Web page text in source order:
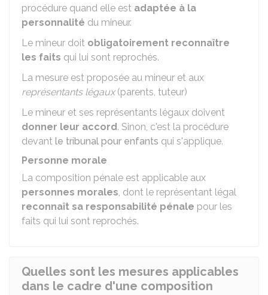
procédure quand elle est adaptée à la
personnalité du mineur.
Le mineur doit obligatoirement reconnaître
les faits qui lui sont reprochés.
La mesure est proposée au mineur et aux
représentants légaux(parents, tuteur)
Le mineur et ses représentants légaux doivent
donner leur accord. Sinon, c'est la procédure
devant le tribunal pour enfants qui s'applique.
Personne morale
La composition pénale est applicable aux
personnes morales, dont le représentant légal
reconnaît sa responsabilité pénale pour les
faits qui lui sont reprochés.
Quelles sont les mesures applicables
dans le cadre d'une composition